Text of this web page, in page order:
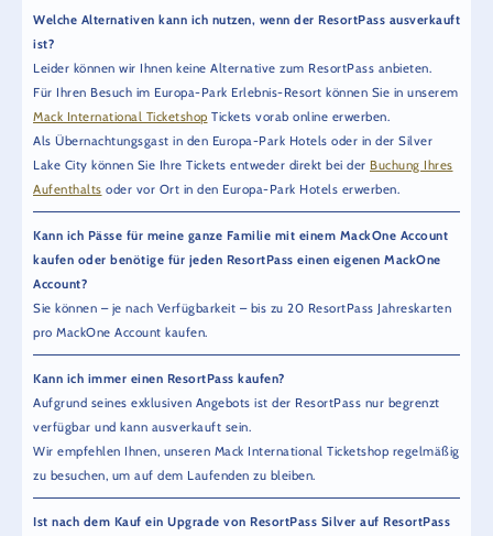
Welche Alternativen kann ich nutzen, wenn der ResortPass ausverkauft
ist?
Leider können wir Ihnen keine Alternative zum ResortPass anbieten.
Für Ihren Besuch im Europa-Park Erlebnis-Resort können Sie in unserem
Mack International Ticketshop Tickets vorab online erwerben.
Als Übernachtungsgast in den Europa-Park Hotels oder in der Silver
Lake City können Sie Ihre Tickets entweder direkt bei der Buchung Ihres
Aufenthalts oder vor Ort in den Europa-Park Hotels erwerben.
Kann ich Pässe für meine ganze Familie mit einem MackOne Account
kaufen oder benötige für jeden ResortPass einen eigenen MackOne
Account?
Sie können – je nach Verfügbarkeit – bis zu 20 ResortPass Jahreskarten
pro MackOne Account kaufen.
Kann ich immer einen ResortPass kaufen?
Aufgrund seines exklusiven Angebots ist der ResortPass nur begrenzt
verfügbar und kann ausverkauft sein.
Wir empfehlen Ihnen, unseren Mack International Ticketshop regelmäßig
zu besuchen, um auf dem Laufenden zu bleiben.
Ist nach dem Kauf ein Upgrade von ResortPass Silver auf ResortPass